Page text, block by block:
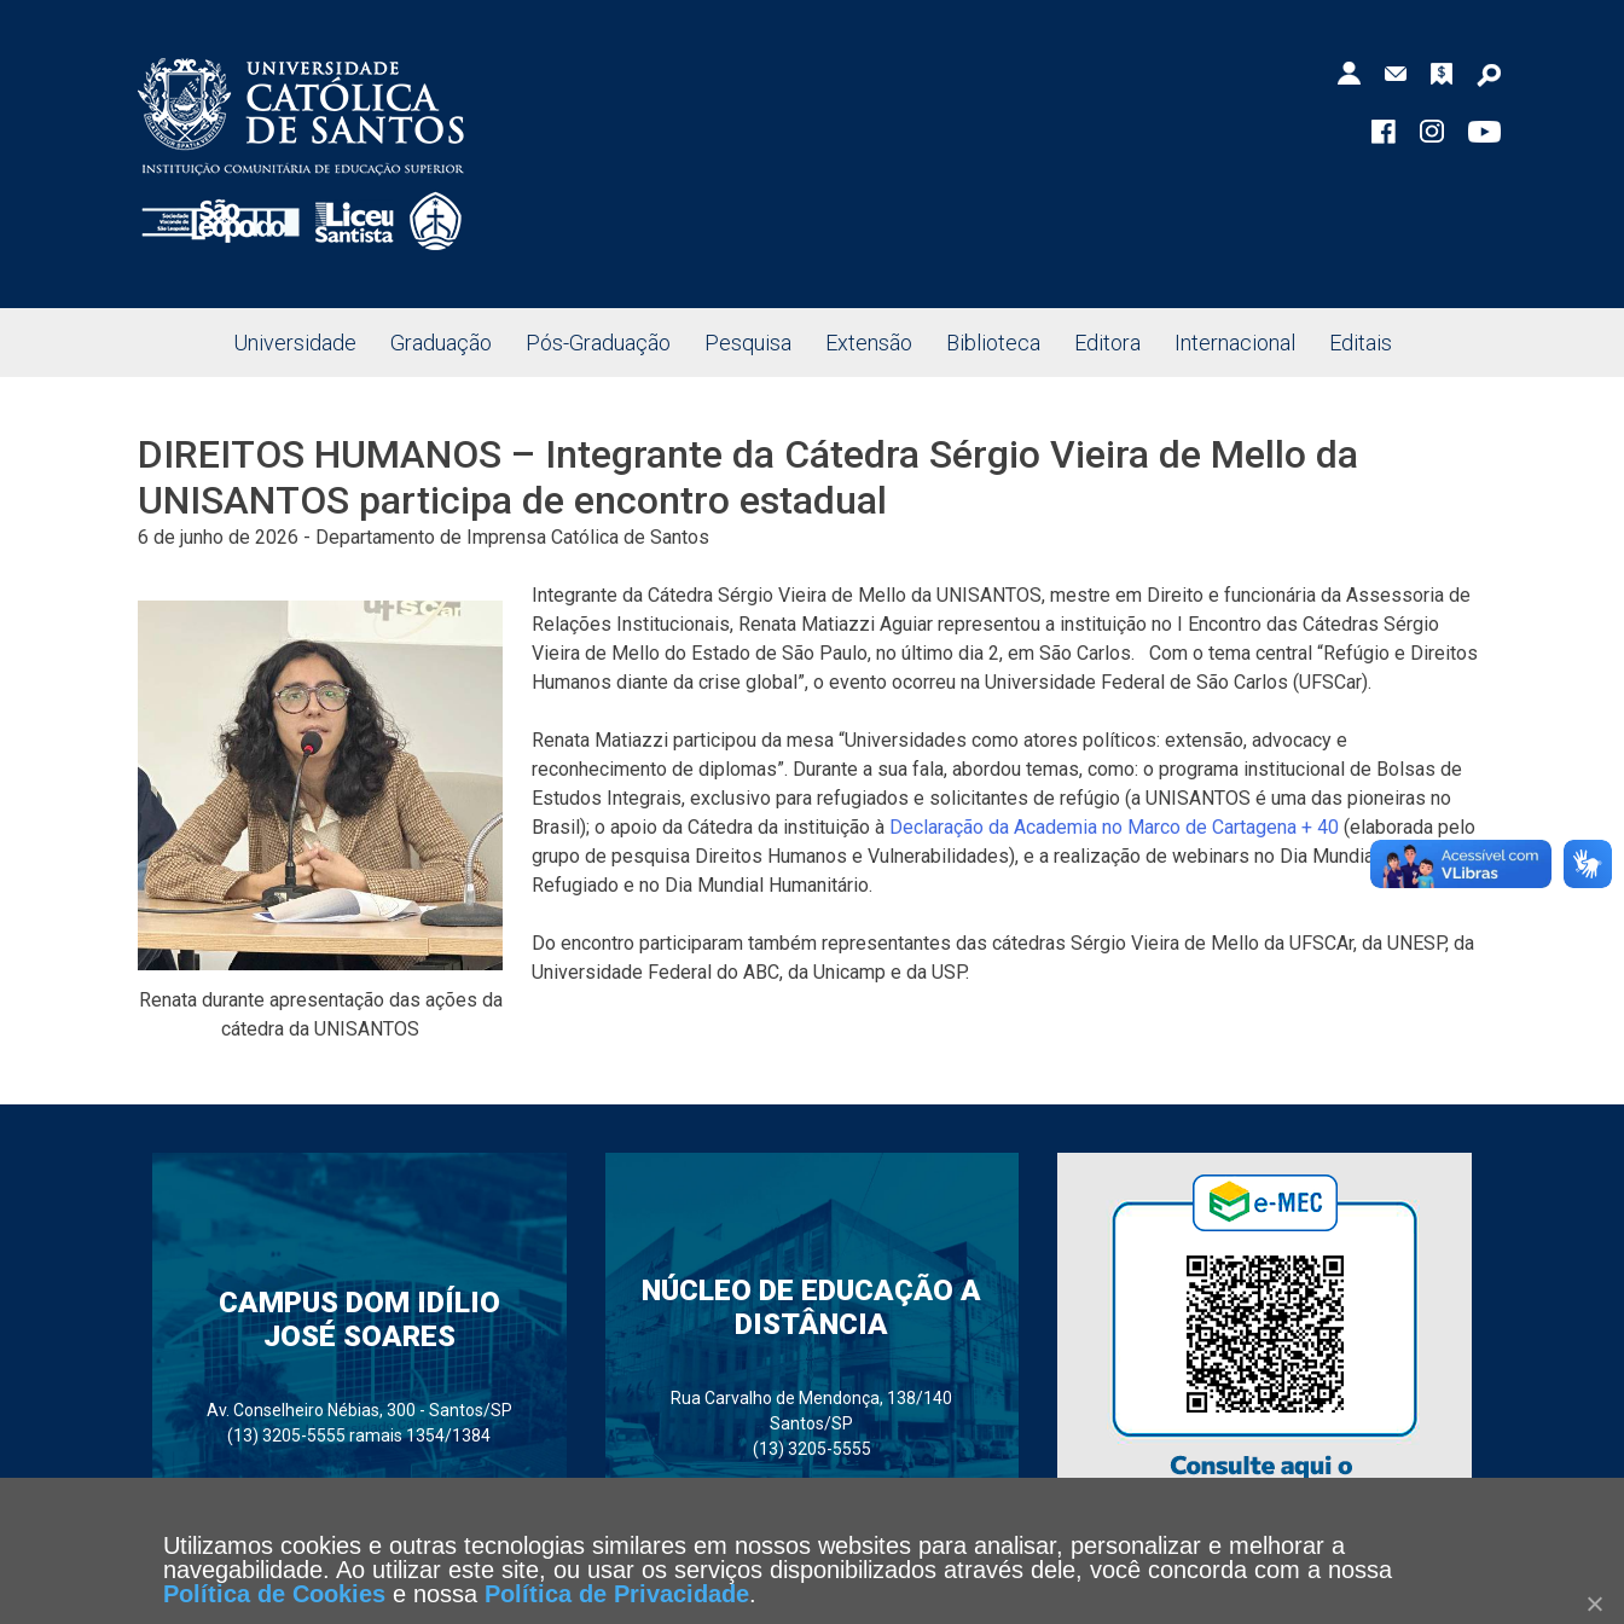
Universidade Graduação Pós-Graduação Pesquisa Extensão Biblioteca Editora Internacional Editais
DIREITOS HUMANOS – Integrante da Cátedra Sérgio Vieira de Mello da
UNISANTOS participa de encontro estadual
6 de junho de 2026 - Departamento de Imprensa Católica de Santos
Renata durante apresentação das ações da
cátedra da UNISANTOS
Integrante da Cátedra Sérgio Vieira de Mello da UNISANTOS, mestre em Direito e funcionária da Assessoria de
Relações Institucionais, Renata Matiazzi Aguiar representou a instituição no I Encontro das Cátedras Sérgio
Vieira de Mello do Estado de São Paulo, no último dia 2, em São Carlos. Com o tema central “Refúgio e Direitos
Humanos diante da crise global”, o evento ocorreu na Universidade Federal de São Carlos (UFSCar).
Renata Matiazzi participou da mesa “Universidades como atores políticos: extensão, advocacy e
reconhecimento de diplomas”. Durante a sua fala, abordou temas, como: o programa institucional de Bolsas de
Estudos Integrais, exclusivo para refugiados e solicitantes de refúgio (a UNISANTOS é uma das pioneiras no
Brasil); o apoio da Cátedra da instituição à Declaração da Academia no Marco de Cartagena + 40 (elaborada pelo
grupo de pesquisa Direitos Humanos e Vulnerabilidades), e a realização de webinars no Dia Mundial do
Refugiado e no Dia Mundial Humanitário.
Do encontro participaram também representantes das cátedras Sérgio Vieira de Mello da UFSCAr, da UNESP, da
Universidade Federal do ABC, da Unicamp e da USP.
CAMPUS DOM IDÍLIO
JOSÉ SOARES
Av. Conselheiro Nébias, 300 - Santos/SP
(13) 3205-5555 ramais 1354/1384
NÚCLEO DE EDUCAÇÃO A
DISTÂNCIA
Rua Carvalho de Mendonça, 138/140
Santos/SP
(13) 3205-5555
Utilizamos cookies e outras tecnologias similares em nossos websites para analisar, personalizar e melhorar a
navegabilidade. Ao utilizar este site, ou usar os serviços disponibilizados através dele, você concorda com a nossa
Política de Cookiese nossa Política de Privacidade.